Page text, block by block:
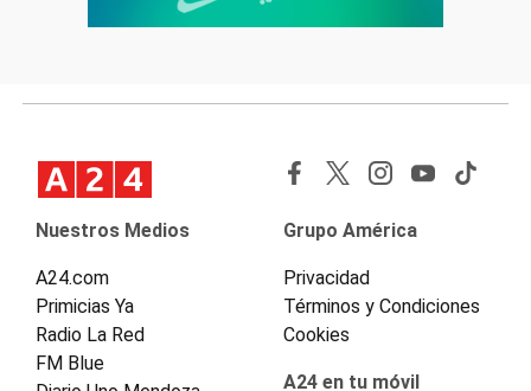
Nuestros Medios
A24.com
Primicias Ya
Radio La Red
FM Blue
Grupo América
Privacidad
Términos y Condiciones
Cookies
A24 en tu móvil